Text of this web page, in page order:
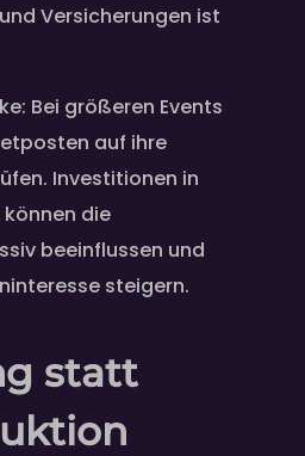
Versicherungen ist
Bei größeren Events
auf ihre
Investitionen in
können die
beeinflussen und
steigern.
statt